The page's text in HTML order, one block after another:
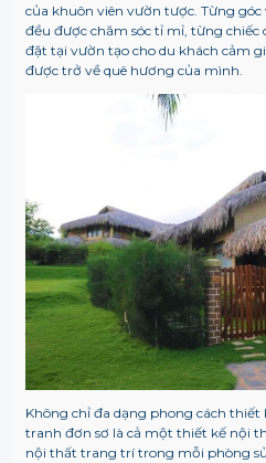
của khuôn viên vườn tược. Từng
đều được chăm sóc tỉ mỉ, từng
đặt tại vườn tạo cho du khách cảm
được trở về quê hương của mình.
Không chỉ đa dạng phong cách
tranh đơn sơ là cả một thiết kế nội
nội thất trang trí trong mỗi phòng